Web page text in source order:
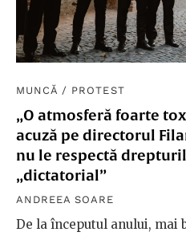
MUNCĂ / PROTEST
„O atmosferă foarte
acuză pe directorul
nu le respectă
„dictatorial”
ANDREEA SOARE
De la începutul anului, mai